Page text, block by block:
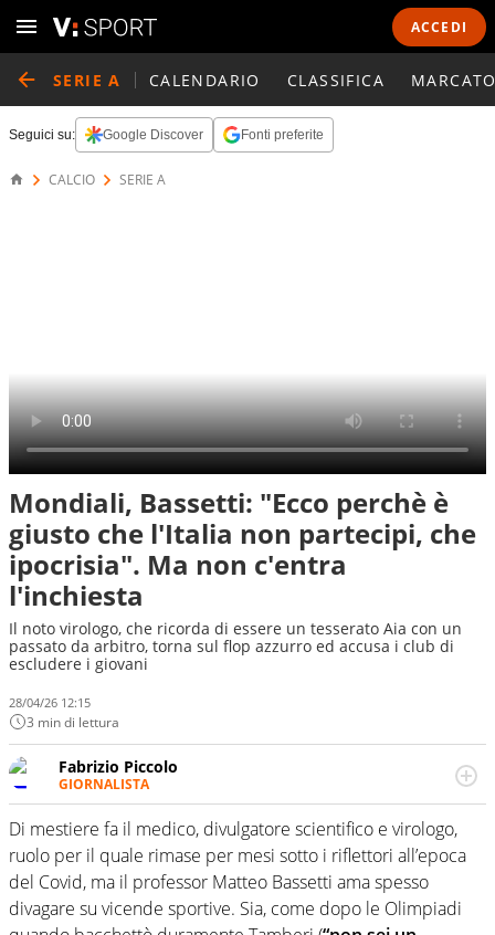
ACCEDI
SERIE A CALENDARIO CLASSIFICA
Seguici su: Google Discover Fonti preferite
CALCIO SERIE A
Mondiali, Bassetti: "Ecco perchè è
giusto che l'Italia non partecipi, che
ipocrisia". Ma non c'entra
l'inchiesta
Il noto virologo, che ricorda di essere un tesserato Aia con un
passato da arbitro, torna sul flop azzurro ed accusa i club di
escludere i giovani
28/04/26 12:15
3 min di lettura
Fabrizio Piccolo
GIORNALISTA
Nella sua carriera ha seguito numerose manifestazioni
sportive e collaborato con agenzie e testate. Esperienza,
competenza, conoscenza e memoria storica. Si occupa
prevalentemente di calcio
Di mestiere fa il medico, divulgatore scientifico e virologo,
ruolo per il quale rimase per mesi sotto i riflettori all’epoca
del Covid, ma il professor Matteo Bassetti ama spesso
divagare su vicende sportive. Sia, come dopo le Olimpiadi